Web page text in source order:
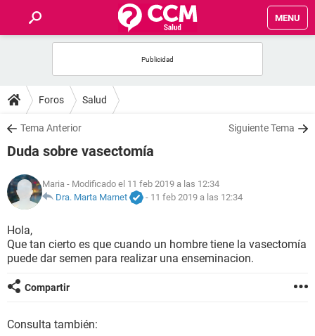
MENU
FOROS
SALUD
NUTRICIÓN
BIENESTAR
Foros Salud
Tema Anterior Siguiente Tema
Duda sobre vasectomía
Maria - Modificado el 11 feb 2019 a las 12:34
Dra. Marta Marnet
- 11 feb 2019 a las 12:34
Hola,
Que tan cierto es que cuando un hombre tiene la vasectomía
puede dar semen para realizar una enseminacion.
Compartir
Consulta también: